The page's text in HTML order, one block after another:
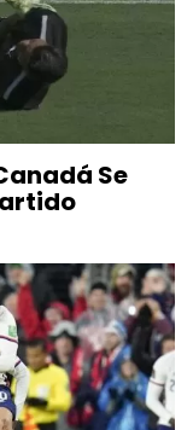
Se